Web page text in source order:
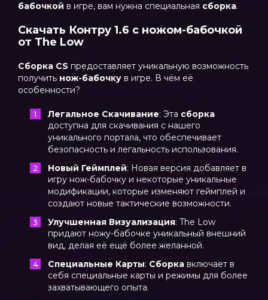
бабочкой в игре, вам нужна специальная сборка.
Скачать Контру 1.6 с ножом-бабочкой
от The Low
Сборка CS предоставляет уникальную возможность
получить нож-бабочку в игре. В чём её
особенности?
Легальное Скачивание: Эта сборка
доступна для скачивания с нашего
уникального портала, что обеспечивает
безопасность и легальность использования.
Новый Геймплей: Новая версия добавляет в
игру нож-бабочку и некоторые уникальные
модификации, которые изменяют геймплей и
создают новые тактические возможности.
Улучшенная Визуализация: The Low
придают ножу-бабочке уникальный внешний
вид, делая её ещё более желанной.
Специальные Карты: Сборка включает в
себя специальные карты и режимы для более
захватывающего опыта.